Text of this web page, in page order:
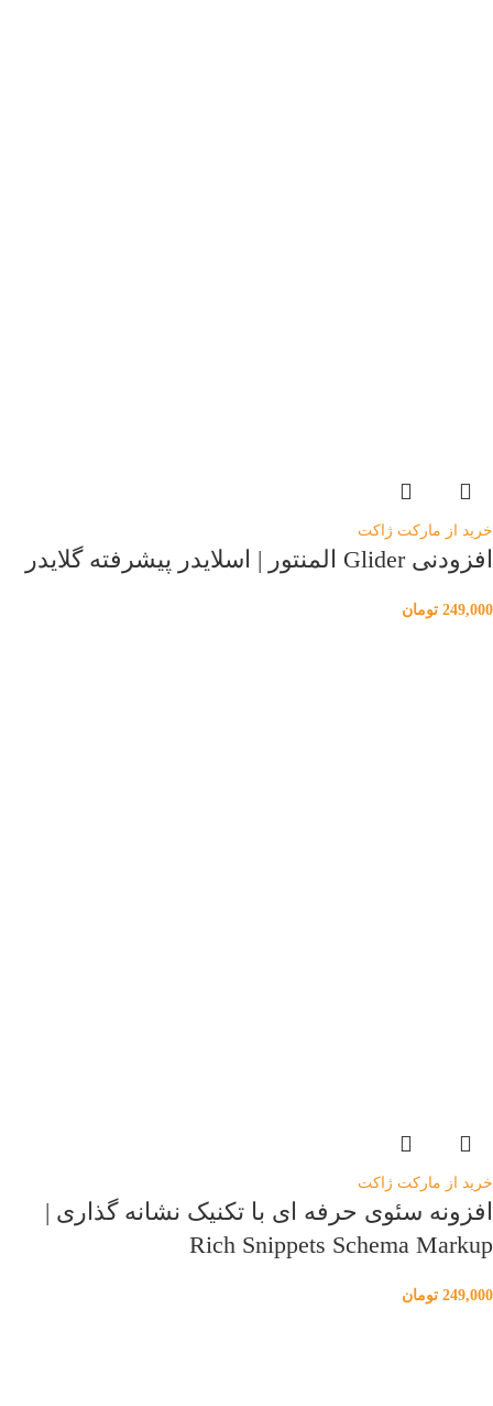
خرید از مارکت ژاکت
افزودنی Glider المنتور | اسلایدر پیشرفته گلایدر
249,000 تومان
خرید از مارکت ژاکت
افزونه سئوی حرفه ای با تکنیک نشانه گذاری |
Rich Snippets Schema Markup
249,000 تومان